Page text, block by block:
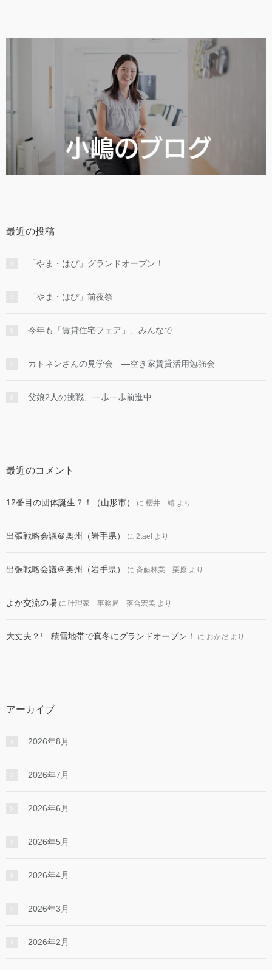
最近の投稿
「やま・はぴ」グランドオープン！
「やま・はぴ」前夜祭
今年も「賃貸住宅フェア」、みんなで…
カトネンさんの見学会 ―空き家賃貸活用勉強会
父娘2人の挑戦、一歩一歩前進中
最近のコメント
12番目の団体誕生？！（山形市） に 櫻井 靖 より
出張戦略会議＠奥州（岩手県） に 2tael より
出張戦略会議＠奥州（岩手県） に 斉藤林業 栗原 より
よか交流の場 に 叶理家 事務局 落合宏美 より
大丈夫？! 積雪地帯で真冬にグランドオープン！ に おかだ より
アーカイブ
2026年8月
2026年7月
2026年6月
2026年5月
2026年4月
2026年3月
2026年2月